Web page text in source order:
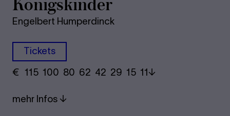
Engelbert Humperdinck
Tickets
€ ​ 115 100 80​ 62 42 29​ 15 11
mehr Infos